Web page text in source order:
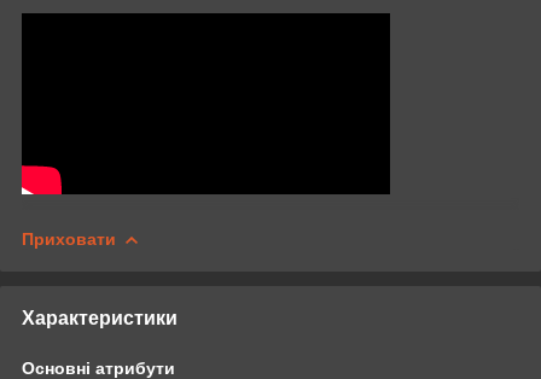
Приховати
Характеристики
Основні атрибути